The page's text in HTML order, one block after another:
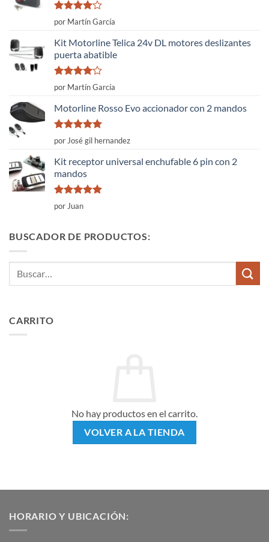
Valorado
con
5
por Martín García
Kit Motorline Telica 24v DL motores deslizantes
puerta abatible
Valorado
con
5
por Martín García
Motorline Rosso Evo accionador con 2 mandos
Valorado
con
de 5
por José gil hernandez
Kit receptor universal enchufable 6 pin con 2
mandos
Valorado
con
por Juan
BUSCADOR DE PRODUCTOS:
CARRITO
No hay productos en el carrito.
VOLVER A LA TIENDA
HORARIO Y UBICACIÓN: